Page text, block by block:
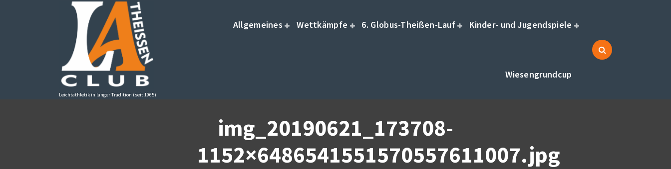
Leichtathletik in langer Tradition (seit 1965)
Allgemeines Wettkämpfe 6. Globus-Theißen-Lauf Kinder- und Jugendspiele
Wiesengrundcup
img_20190621_173708-
1152×6486541551570557611007.jpg